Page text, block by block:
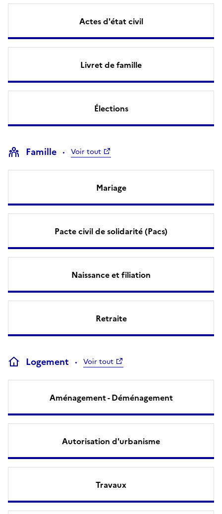
Actes d'état civil
Livret de famille
Élections
Famille Voir tout
Mariage
Pacte civil de solidarité (Pacs)
Naissance et filiation
Retraite
Logement Voir tout
Aménagement - Déménagement
Autorisation d'urbanisme
Travaux